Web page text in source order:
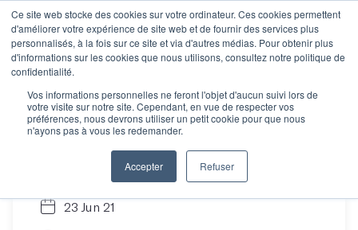
Ce site web stocke des cookies sur votre ordinateur. Ces cookies permettent
d'améliorer votre expérience de site web et de fournir des services plus
personnalisés, à la fois sur ce site et via d'autres médias. Pour obtenir plus
d'informations sur les cookies que nous utilisons, consultez notre politique de
confidentialité.
Vos informations personnelles ne feront l'objet d'aucun suivi lors de
votre visite sur notre site. Cependant, en vue de respecter vos
préférences, nous devrons utiliser un petit cookie pour que nous
n'ayons pas à vous les redemander.
Accepter Refuser
Découvrez Les Mots...
en ligne !
23 Jun 21